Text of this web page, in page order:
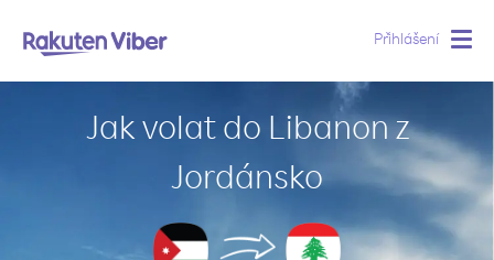
Přihlášení
Jak volat do Libanon z
Jordánsko